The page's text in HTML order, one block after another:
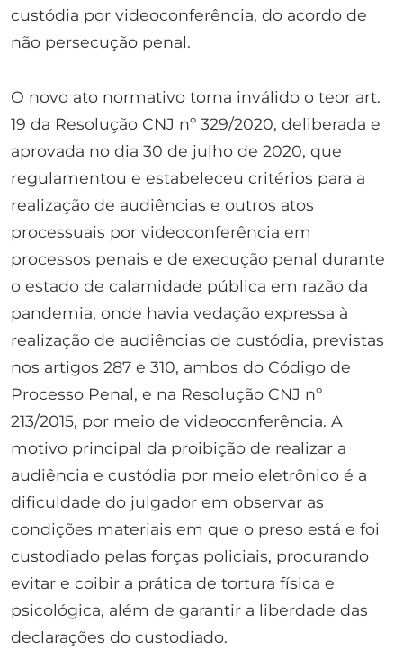
custódia por videoconferência, do acordo de
não persecução penal.
O novo ato normativo torna inválido o teor art.
19 da Resolução CNJ nº 329/2020, deliberada e
aprovada no dia 30 de julho de 2020, que
regulamentou e estabeleceu critérios para a
realização de audiências e outros atos
processuais por videoconferência em
processos penais e de execução penal durante
o estado de calamidade pública em razão da
pandemia, onde havia vedação expressa à
realização de audiências de custódia, previstas
nos artigos 287 e 310, ambos do Código de
Processo Penal, e na Resolução CNJ nº
213/2015, por meio de videoconferência. A
motivo principal da proibição de realizar a
audiência e custódia por meio eletrônico é a
dificuldade do julgador em observar as
condições materiais em que o preso está e foi
custodiado pelas forças policiais, procurando
evitar e coibir a prática de tortura física e
psicológica, além de garantir a liberdade das
declarações do custodiado.